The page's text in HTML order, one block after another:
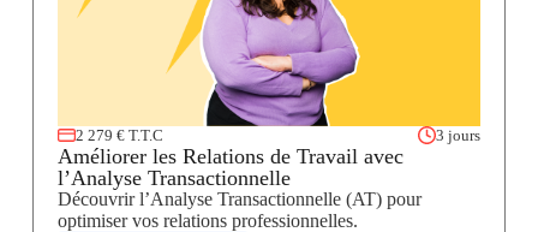
2 279 € T.T.C 3 jours
Améliorer les Relations de Travail avec
l’Analyse Transactionnelle
Découvrir l’Analyse Transactionnelle (AT) pour
optimiser vos relations professionnelles.